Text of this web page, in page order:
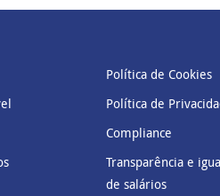
Política de Cookies
Política de
Compliance
Transparência e
de salários